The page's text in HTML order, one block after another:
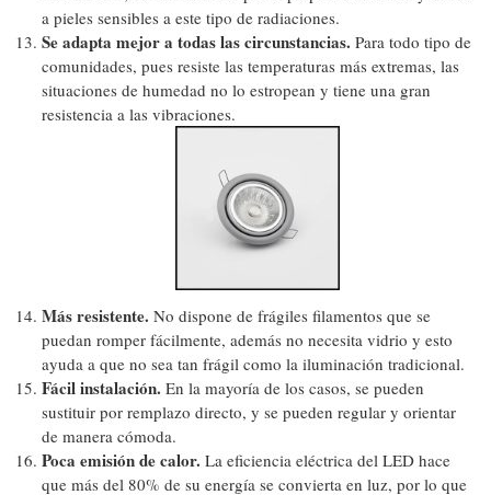
a pieles sensibles a este tipo de radiaciones.
Se adapta mejor a todas las circunstancias. Para todo tipo de
comunidades, pues resiste las temperaturas más extremas, las
situaciones de humedad no lo estropean y tiene una gran
resistencia a las vibraciones.
Más resistente. No dispone de frágiles filamentos que se
puedan romper fácilmente, además no necesita vidrio y esto
ayuda a que no sea tan frágil como la iluminación tradicional.
Fácil instalación. En la mayoría de los casos, se pueden
sustituir por remplazo directo, y se pueden regular y orientar
de manera cómoda.
Poca emisión de calor. La eficiencia eléctrica del LED hace
que más del 80% de su energía se convierta en luz, por lo que